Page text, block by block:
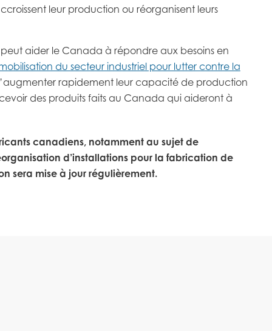
leur production ou réorganisent leurs
aider le Canada à répondre aux besoins en
du secteur industriel pour lutter contre la
rapidement leur capacité de production
des produits faits au Canada qui aideront à
canadiens, notamment au sujet de
d’installations pour la fabrication de
sera mise à jour régulièrement.